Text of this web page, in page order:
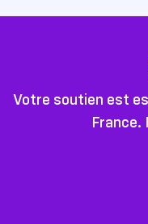
Votre soutien est
France.